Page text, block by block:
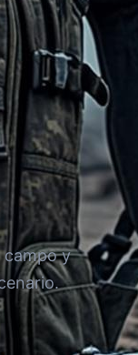
campo y